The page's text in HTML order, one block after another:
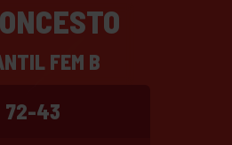
FEM B
72-43